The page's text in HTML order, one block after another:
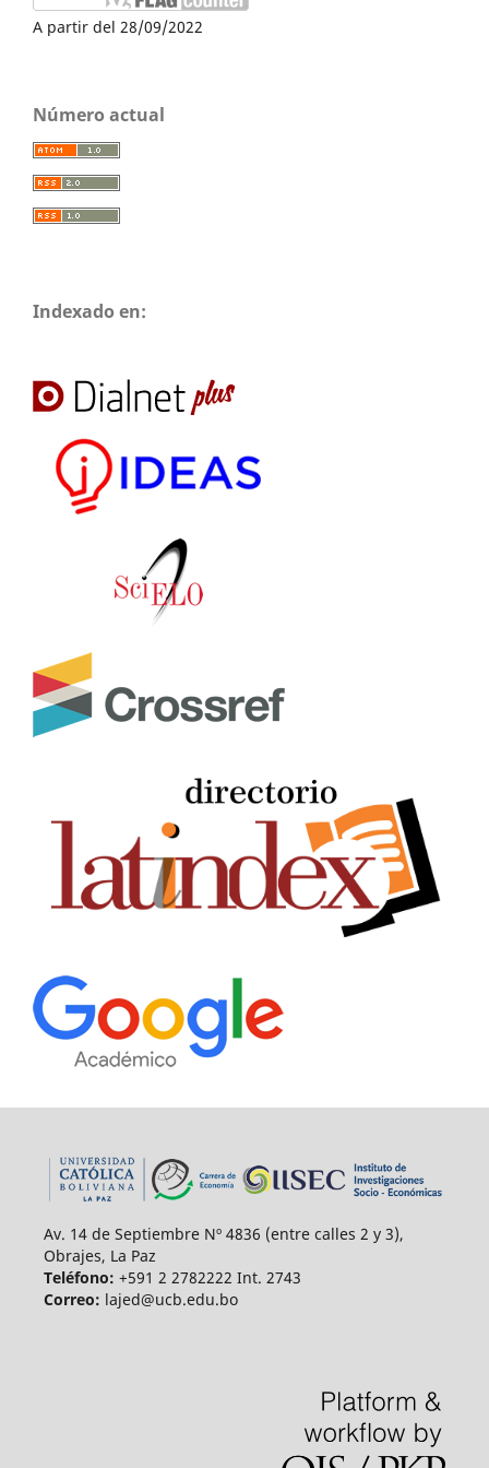
A partir del 28/09/2022
Número actual
Indexado en:
Av. 14 de Septiembre Nº 4836 (entre calles 2 y 3),
Obrajes, La Paz
Teléfono: +591 2 2782222 Int. 2743
Correo: lajed@ucb.edu.bo